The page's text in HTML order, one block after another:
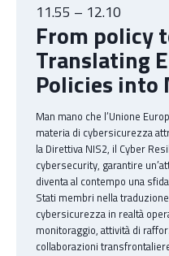
11.55 – 12.10
From policy
Translating
Policies into
Man mano che l’Unione
materia di cybersicurezza
la Direttiva NIS2, il Cyber
cybersecurity, garantire
diventa al contempo una
Stati membri nella
cybersicurezza in realtà
monitoraggio, attività di
collaborazioni